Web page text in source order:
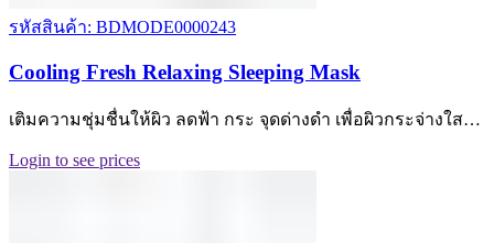
รหัสสินค้า: BDMODE0000243
Cooling Fresh Relaxing Sleeping Mask
เติมความชุ่มชื่นให้ผิว ลดฟ้า กระ จุดด่างดำ เพื่อผิวกระจ่างใส…
Login to see prices